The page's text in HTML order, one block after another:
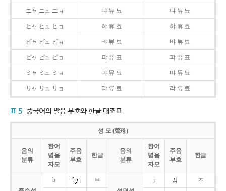
ニャ ニュ ニョ 냐 뉴 뇨 냐 뉴 뇨
ヒャ ヒュ ヒョ 햐 휴 효 햐 휴 효
ビャ ビュ ビョ 뱌 뷰 뵤 뱌 뷰 뵤
ピャ ピュ ピョ 퍄 퓨 표 퍄 퓨 표
ミャ ミュ ミョ 먀 뮤 묘 먀 뮤 묘
リャ リュ リョ 랴 류 료 랴 류 료
표 5 중국어의 발음 부호와 한글 대조표
성 모 (聲母)
음의
분류
한어
병음
자모
주음
부호
한글
음의
분류
한어
병음
자모
주음
부호
한글
b
ㅂ
j ㅈ